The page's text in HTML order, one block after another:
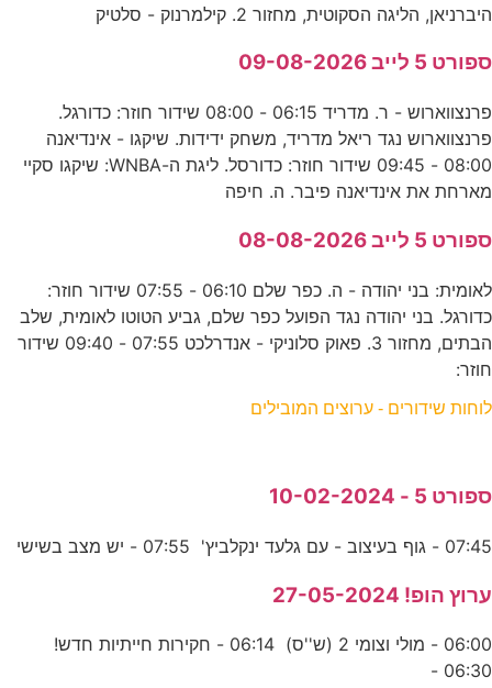
היברניאן, הליגה הסקוטית, מחזור 2. קילמרנוק - סלטיק
ספורט 5 לייב 09-08-2026
פרנצווארוש - ר. מדריד 06:15 - 08:00 שידור חוזר: כדורגל.
פרנצווארוש נגד ריאל מדריד, משחק ידידות. שיקגו - אינדיאנה
08:00 - 09:45 שידור חוזר: כדורסל. ליגת ה-WNBA: שיקגו סקיי
מארחת את אינדיאנה פיבר. ה. חיפה
ספורט 5 לייב 08-08-2026
לאומית: בני יהודה - ה. כפר שלם 06:10 - 07:55 שידור חוזר:
כדורגל. בני יהודה נגד הפועל כפר שלם, גביע הטוטו לאומית, שלב
הבתים, מחזור 3. פאוק סלוניקי - אנדרלכט 07:55 - 09:40 שידור
חוזר:
לוחות שידורים - ערוצים המובילים
ספורט 5 - 10-02-2024
07:45 - גוף בעיצוב - עם גלעד ינקלביץ' 07:55 - יש מצב בשישי
ערוץ הופ! 27-05-2024
06:00 - מולי וצומי 2 (ש''ס) 06:14 - חקירות חייתיות חדש!
06:30 -